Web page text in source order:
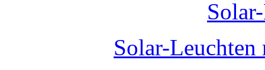
Solar-Leuchten